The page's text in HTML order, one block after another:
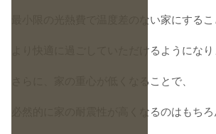
最小限の光熱費で温度差のない家にするこ
より快適に過ごしていただけるようになり
さらに、家の重心が低くなることで、
必然的に家の耐震性が高くなるのはもちろ